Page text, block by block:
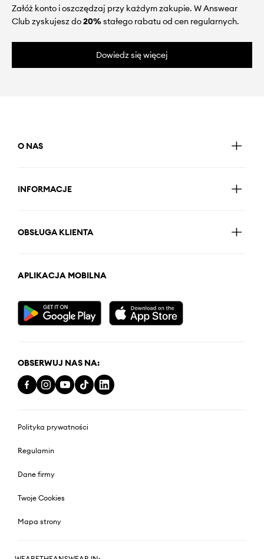
Załóż konto i oszczędzaj przy każdym zakupie. W Answear
Club zyskujesz do20%stałego rabatu od cen regularnych.
Dowiedz się więcej
O NAS
INFORMACJE
OBSŁUGA KLIENTA
APLIKACJA MOBILNA
OBSERWUJ NAS NA:
Polityka prywatności
Regulamin
Dane firmy
Twoje Cookies
Mapa strony